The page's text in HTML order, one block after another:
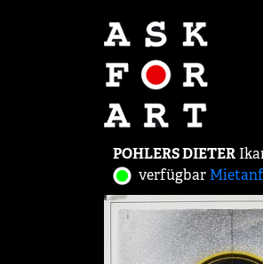
POHLERS DIETER
verfügbar